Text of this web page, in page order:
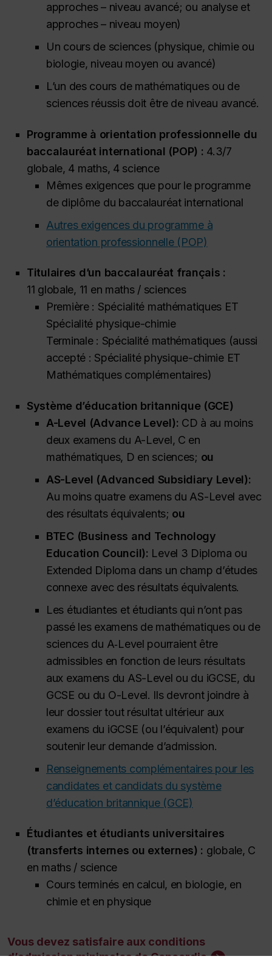
approches – niveau avancé; ou analyse et
approches – niveau moyen)
Un cours de sciences (physique, chimie ou
biologie, niveau moyen ou avancé)
L’un des cours de mathématiques ou de
sciences réussis doit être de niveau avancé.
Programme à orientation professionnelle du
baccalauréat international (POP) : 4.3/7
globale, 4 maths, 4 science
Mêmes exigences que pour le programme
de diplôme du baccalauréat international
Autres exigences du programme à
orientation professionnelle (POP)
Titulaires d’un baccalauréat français :
11 globale, 11 en maths / sciences
Première : Spécialité mathématiques ET
Spécialité physique-chimie
Terminale : Spécialité mathématiques (aussi
accepté : Spécialité physique-chimie ET
Mathématiques complémentaires)
Système d’éducation britannique (GCE)
A-Level (Advance Level): CD à au moins
deux examens du A-Level, C en
mathématiques, D en sciences; ou
AS-Level (Advanced Subsidiary Level):
Au moins quatre examens du AS-Level avec
des résultats équivalents; ou
BTEC (Business and Technology
Education Council): Level 3 Diploma ou
Extended Diploma dans un champ d’études
connexe avec des résultats équivalents.
Les étudiantes et étudiants qui n’ont pas
passé les examens de mathématiques ou de
sciences du A‑Level pourraient être
admissibles en fonction de leurs résultats
aux examens du AS-Level ou du iGCSE, du
GCSE ou du O-Level. Ils devront joindre à
leur dossier tout résultat ultérieur aux
examens du iGCSE (ou l’équivalent) pour
soutenir leur demande d’admission.
Renseignements complémentaires pour les
candidates et candidats du système
d’éducation britannique (GCE)
Étudiantes et étudiants universitaires
(transferts internes ou externes) : globale, C
en maths / science
Cours terminés en calcul, en biologie, en
chimie et en physique
Vous devez satisfaire aux conditions
d’admission minimales de Concordia